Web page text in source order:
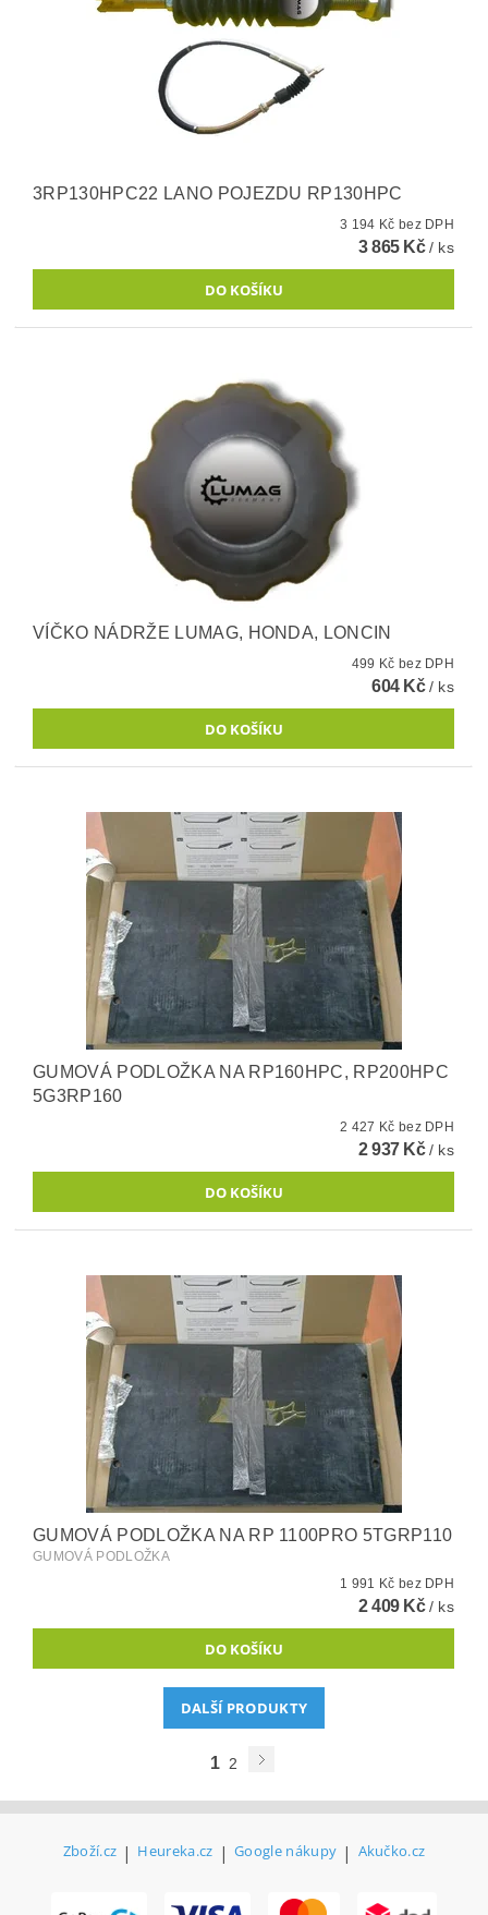
3RP130HPC22 LANO POJEZDU RP130HPC
3 194 Kč bez DPH
3 865 Kč/ ks
VÍČKO NÁDRŽE LUMAG, HONDA, LONCIN
499 Kč bez DPH
604 Kč/ ks
GUMOVÁ PODLOŽKA NA RP160HPC, RP200HPC
5G3RP160
2 427 Kč bez DPH
2 937 Kč/ ks
GUMOVÁ PODLOŽKA NA RP 1100PRO 5TGRP110
GUMOVÁ PODLOŽKA
1 991 Kč bez DPH
2 409 Kč/ ks
DALŠÍ PRODUKTY
1 2
Zboží.cz | Heureka.cz | Google nákupy | Akučko.cz